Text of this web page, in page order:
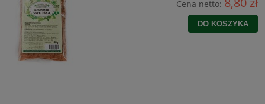
Cena netto:
DO KOSZYKA